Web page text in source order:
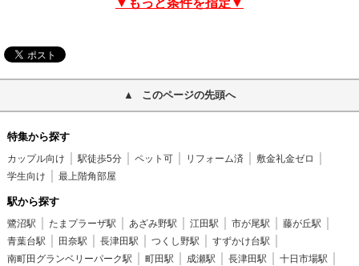
▼もっと条件を指定▼
このページの先頭へ
特集から探す
カップル向け 駅徒歩5分 ペット可 リフォーム済
敷金礼金ゼロ
学生向け
最上階角部屋
駅から探す
鷺沼駅 たまプラーザ駅 あざみ野駅 江田駅 市が尾駅
藤が丘駅
青葉台駅
田奈駅 長津田駅 つくし野駅
すずかけ台駅
南町田グランベリーパーク駅
町田駅 成瀬駅 長津田駅
十日市場駅